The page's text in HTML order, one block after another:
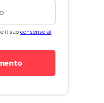
il suo consenso al